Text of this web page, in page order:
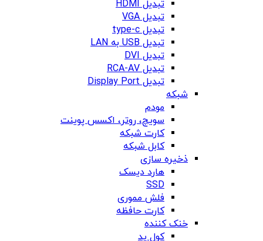
تبدیل HDMI
تبدیل VGA
تبدیل type-c
تبدیل USB به LAN
تبدیل DVI
تبدیل RCA-AV
تبدیل Display Port
شبکه
مودم
سویچ، روتر، اکسس پوینت
کارت شبکه
کابل شبکه
ذخیره سازی
هارد دیسک
SSD
فلش مموری
کارت حافظه
خنک کننده
کول پد